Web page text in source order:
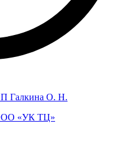
Галкина О. Н.
«УК ТЦ»